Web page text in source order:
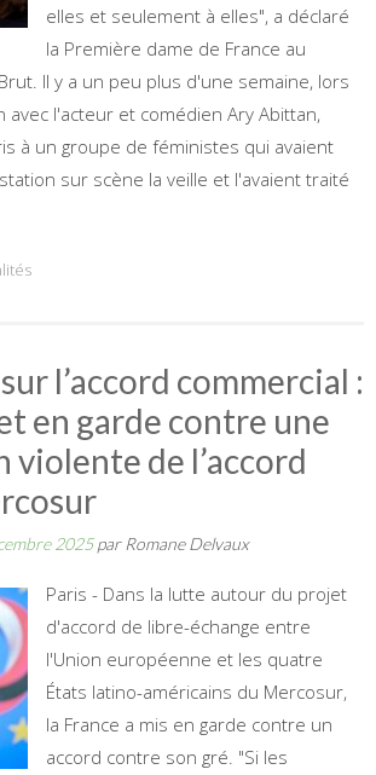
elles et seulement à elles", a déclaré
la Première dame de France au
Il y a un peu plus d'une semaine, lors
avec l'acteur et comédien Ary Abittan,
à un groupe de féministes qui avaient
sur scène la veille et l'avaient traité
l’accord commercial :
en garde contre une
violente de l’accord
2025par Romane Delvaux
Paris - Dans la lutte autour du projet
d'accord de libre-échange entre
l'Union européenne et les quatre
États latino-américains du Mercosur,
la France a mis en garde contre un
accord contre son gré. "Si les